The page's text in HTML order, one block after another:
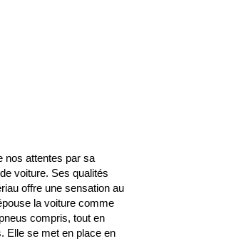
nos attentes par sa
voiture. Ses qualités
offre une sensation au
la voiture comme
compris, tout en
Elle se met en place en